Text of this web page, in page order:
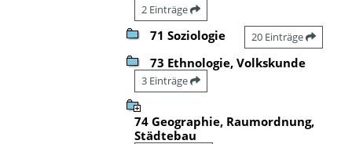
2 Einträge
71 Soziologie 20 Einträge
73 Ethnologie, Volkskunde
3 Einträge
74 Geographie, Raumordnung,
Städtebau